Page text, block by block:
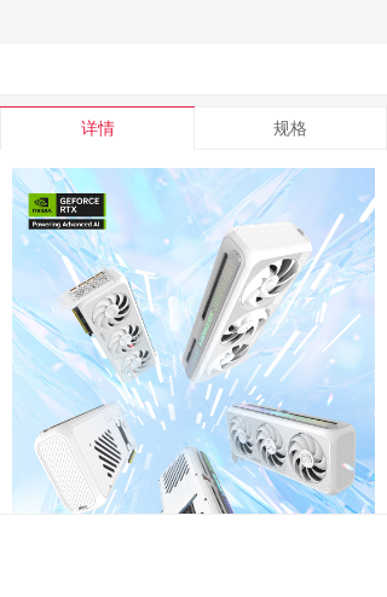
详情 规格